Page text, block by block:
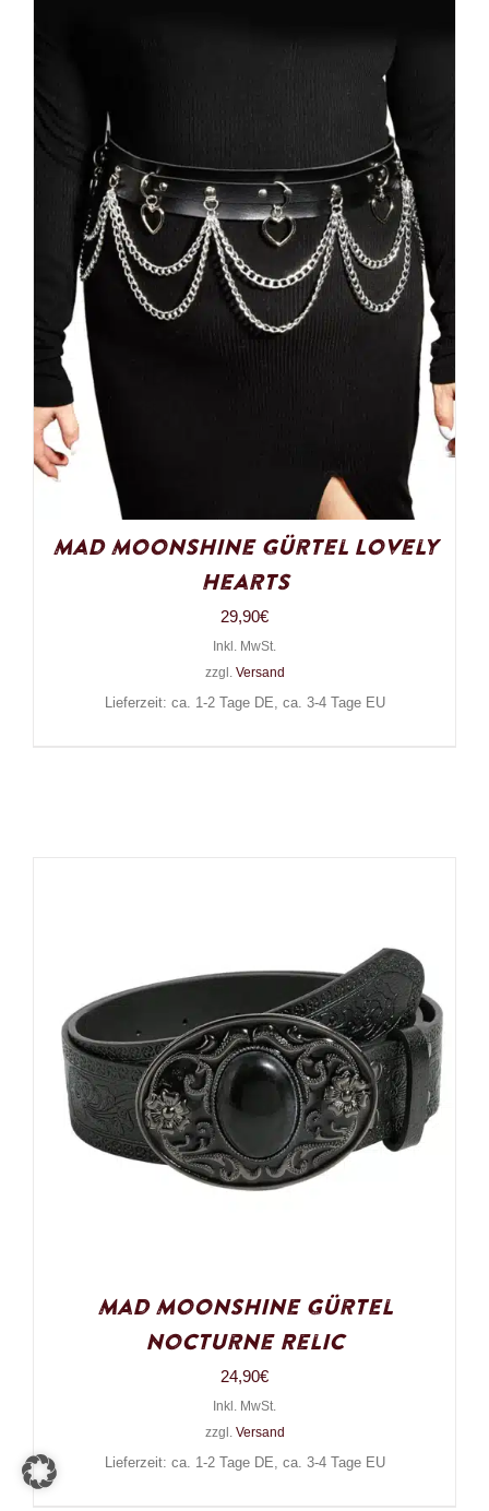
Mad Moonshine Gürtel Lovely
Hearts
29,90€
Inkl. MwSt.
zzgl. Versand
Lieferzeit: ca. 1-2 Tage DE, ca. 3-4 Tage EU
Mad Moonshine Gürtel
Nocturne Relic
24,90€
Inkl. MwSt.
zzgl. Versand
Lieferzeit: ca. 1-2 Tage DE, ca. 3-4 Tage EU